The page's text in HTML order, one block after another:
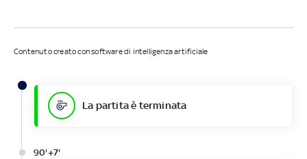
Contenuto creato con software di intelligenza artificiale
La partita è terminata
90'+7'